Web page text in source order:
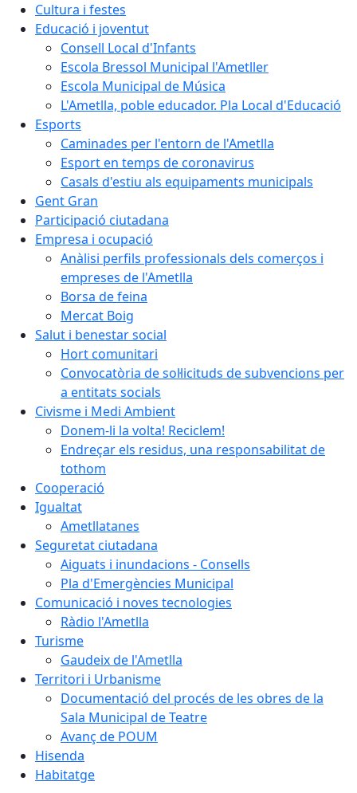
Cultura i festes
Educació i joventut
Consell Local d'Infants
Escola Bressol Municipal l'Ametller
Escola Municipal de Música
L'Ametlla, poble educador. Pla Local d'Educació
Esports
Caminades per l'entorn de l'Ametlla
Esport en temps de coronavirus
Casals d'estiu als equipaments municipals
Gent Gran
Participació ciutadana
Empresa i ocupació
Anàlisi perfils professionals dels comerços i
empreses de l'Ametlla
Borsa de feina
Mercat Boig
Salut i benestar social
Hort comunitari
Convocatòria de sol·licituds de subvencions per
a entitats socials
Civisme i Medi Ambient
Donem-li la volta! Reciclem!
Endreçar els residus, una responsabilitat de
tothom
Cooperació
Igualtat
Ametllatanes
Seguretat ciutadana
Aiguats i inundacions - Consells
Pla d'Emergències Municipal
Comunicació i noves tecnologies
Ràdio l'Ametlla
Turisme
Gaudeix de l'Ametlla
Territori i Urbanisme
Documentació del procés de les obres de la
Sala Municipal de Teatre
Avanç de POUM
Hisenda
Habitatge